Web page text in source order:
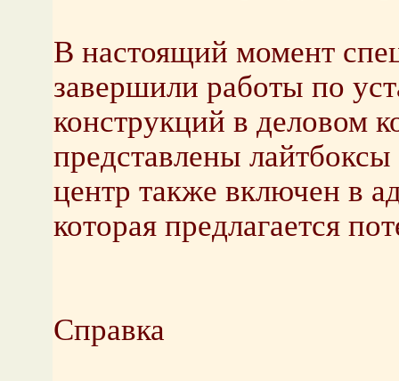
В настоящий момент
завершили работы по
конструкций в деловом
представлены
центр также включен в
которая предлагается
Справка